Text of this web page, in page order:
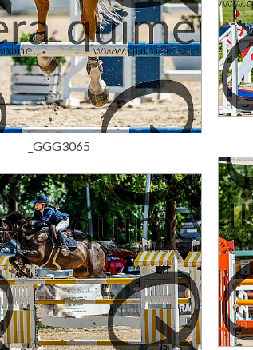
15,00 €
_GGG3065
15,00 €